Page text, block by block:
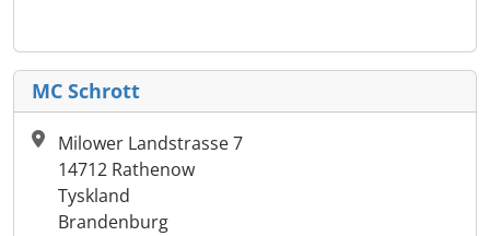
MC Schrott
Milower Landstrasse 7
14712 Rathenow
Tyskland
Brandenburg